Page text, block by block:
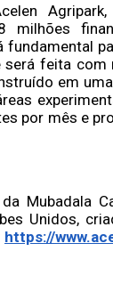
fundamental
feita
em
por mês e
Mubadala
Unidos,
https://